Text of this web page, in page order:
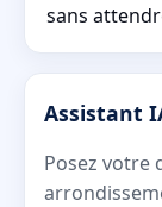
sans
Assistant
Posez votre